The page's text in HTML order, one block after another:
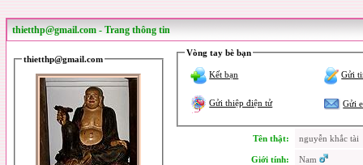
thietthp@gmail.com - Trang thông tin
thietthp@gmail.com
Vòng tay bè bạn
Kết bạn Gửi
Gửi thiệp điện tử Gửi
Tên thật: nguyễn khắc tài
Giới tính: Nam